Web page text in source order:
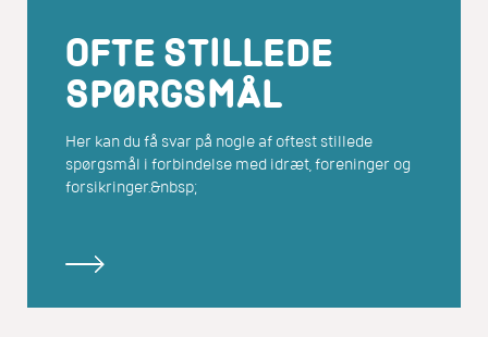
OFTE STILLEDE
SPØRGSMÅL
Her kan du få svar på nogle af oftest stillede
spørgsmål i forbindelse med idræt, foreninger og
forsikringer.&nbsp;